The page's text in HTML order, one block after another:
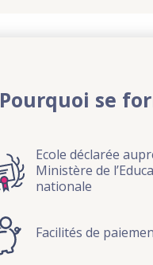
Pourquoi se
Ecole déclarée
Ministère de
nationale
Facilités de